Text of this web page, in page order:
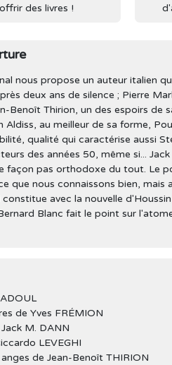
des livres !
nous propose un auteur italien
deux ans de silence ; Pierre
Benoît Thirion, un des espoirs
au meilleur de sa forme,
qualité qui caractérise aussi
des années 50, même si...
pas orthodoxe du tout. Le
que nous connaissons bien,
constitue avec la nouvelle
Blanc fait le point sur
de Yves FRÉMION
M. DANN
LEVEGHI
de Jean-Benoît THIRION